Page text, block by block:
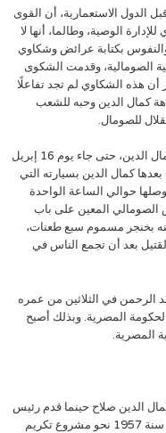
الدول الاستعمارية، أن القوى
الوصية، وطالما، أنها لا
بكتابة عرائض وشكاوي
الصومالية، وقدمت الشكوى
أن هذه الشكاوي لم تجد تفاعلًا
كمال الدين وحبه للشعب
للصومال.
استمرت القوى الاستعمارية في مؤامراتها ضد كمال الدين، حتى جاء يوم 16 إبريل
بعدها كمال الدين بسيارته التي
حوالي الساعة الواحدة
المعين على باب
بخنجر مسموم سبع طعنات،
بعد أن تجمع الناس في
في الثلاثين من عمره
المصرية. وبذلك أصبح
المصرية.
الدين صلاح حينما قدم رئيس
الجمعية التشريعية إقتراحًا للجمعية في 30 أبريل سنة 1957 نحو مشروع تكريم